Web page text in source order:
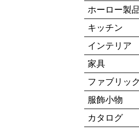
ホーロー製
キッチン
インテリア
家具
ファブリック
服飾小物
カタログ